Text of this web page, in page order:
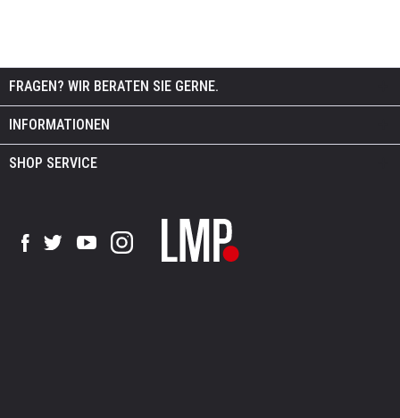
FRAGEN? WIR BERATEN SIE GERNE.
INFORMATIONEN
SHOP SERVICE